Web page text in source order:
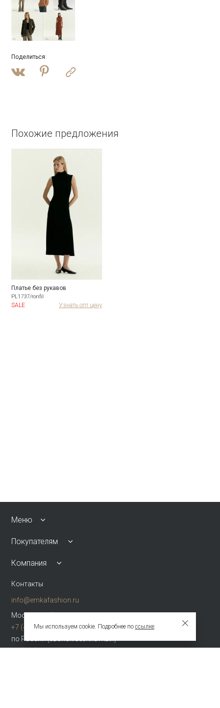
Поделиться:
Похожие предложения
Платье без рукавов
PL1737/ronfil
SALE Узнать опт цену
Меню
Покупателям
Компания
Контакты
info@emkafashion.ru
Москва и область
+7 (495) 787-24-90
по России (звонок бесплатный)
Мы используем cookie. Подробнее по ссылке